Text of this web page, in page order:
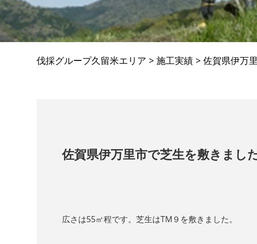
伐採グループ久留米エリア > 施工実績 > 佐賀県伊万
佐賀県伊万里市で芝生を敷きました
広さは55㎡程です。芝生はTM９を敷きました。